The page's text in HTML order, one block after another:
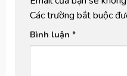
Các trường bắt buộc
Bình luận *